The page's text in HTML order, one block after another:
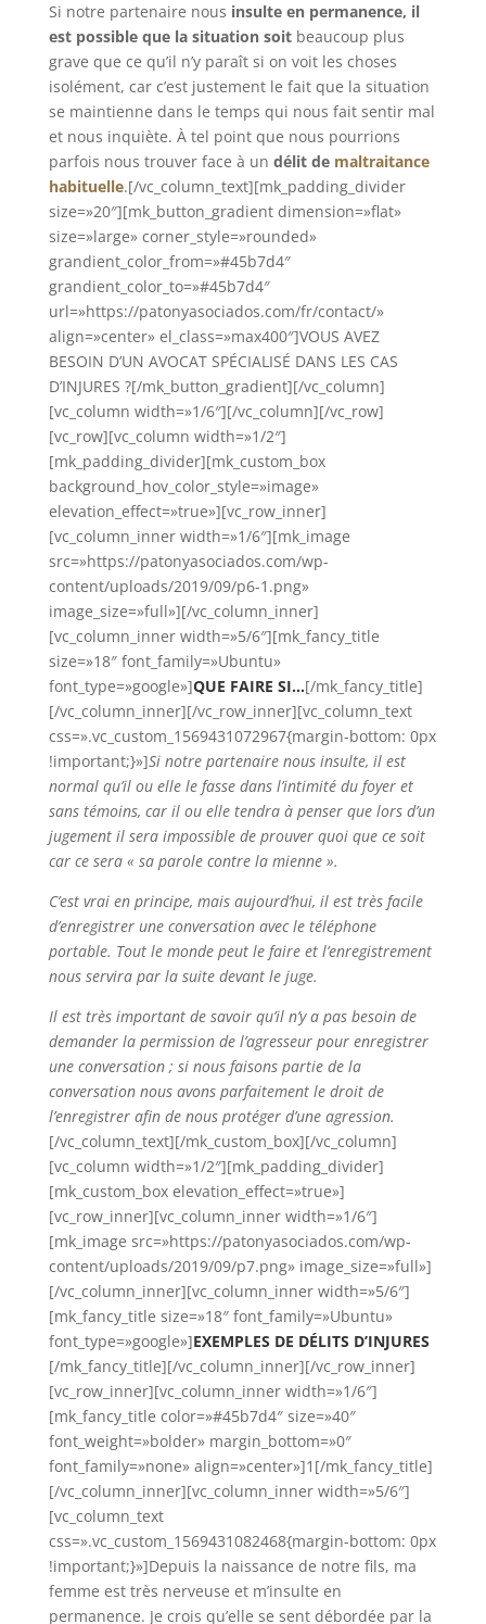
Si notre partenaire nous insulte en permanence, il
est possible que la situation soitbeaucoup plus
grave que ce qu’il n’y paraît si on voit les choses
isolément, car c’est justement le fait que la situation
se maintienne dans le temps qui nous fait sentir mal
et nous inquiète. À tel point que nous pourrions
parfois nous trouver face à un délit de maltraitance
habituelle.[/vc_column_text][mk_padding_divider
size=»20″][mk_button_gradient dimension=»flat»
size=»large» corner_style=»rounded»
grandient_color_from=»#45b7d4″
grandient_color_to=»#45b7d4″
url=»https://patonyasociados.com/fr/contact/»
align=»center» el_class=»max400″]VOUS AVEZ
BESOIN D’UN AVOCAT SPÉCIALISÉ DANS LES CAS
D’INJURES ?[/mk_button_gradient][/vc_column]
[vc_column width=»1/6″][/vc_column][/vc_row]
[vc_row][vc_column width=»1/2″]
[mk_padding_divider][mk_custom_box
background_hov_color_style=»image»
elevation_effect=»true»][vc_row_inner]
[vc_column_inner width=»1/6″][mk_image
src=»https://patonyasociados.com/wp-
content/uploads/2019/09/p6-1.png»
image_size=»full»][/vc_column_inner]
[vc_column_inner width=»5/6″][mk_fancy_title
size=»18″ font_family=»Ubuntu»
font_type=»google»]QUE FAIRE SI…[/mk_fancy_title]
[/vc_column_inner][/vc_row_inner][vc_column_text
css=».vc_custom_1569431072967{margin-bottom: 0px
!important;}»]Si notre partenaire nous insulte, il est
normal qu’il ou elle le fasse dans l’intimité du foyer et
sans témoins, car il ou elle tendra à penser que lors d’un
jugement il sera impossible de prouver quoi que ce soit
car ce sera « sa parole contre la mienne ».
C’est vrai en principe, mais aujourd’hui, il est très facile
d’enregistrer une conversation avec le téléphone
portable. Tout le monde peut le faire et l’enregistrement
nous servira par la suite devant le juge.
Il est très important de savoir qu’il n’y a pas besoin de
demander la permission de l’agresseur pour enregistrer
une conversation ; si nous faisons partie de la
conversation nous avons parfaitement le droit de
l’enregistrer afin de nous protéger d’une agression.
[/vc_column_text][/mk_custom_box][/vc_column]
[vc_column width=»1/2″][mk_padding_divider]
[mk_custom_box elevation_effect=»true»]
[vc_row_inner][vc_column_inner width=»1/6″]
[mk_image src=»https://patonyasociados.com/wp-
content/uploads/2019/09/p7.png» image_size=»full»]
[/vc_column_inner][vc_column_inner width=»5/6″]
[mk_fancy_title size=»18″ font_family=»Ubuntu»
font_type=»google»]EXEMPLES DE DÉLITS D’INJURES
[/mk_fancy_title][/vc_column_inner][/vc_row_inner]
[vc_row_inner][vc_column_inner width=»1/6″]
[mk_fancy_title color=»#45b7d4″ size=»40″
font_weight=»bolder» margin_bottom=»0″
font_family=»none» align=»center»]1[/mk_fancy_title]
[/vc_column_inner][vc_column_inner width=»5/6″]
[vc_column_text
css=».vc_custom_1569431082468{margin-bottom: 0px
!important;}»]Depuis la naissance de notre fils, ma
femme est très nerveuse et m’insulte en
permanence. Je crois qu’elle se sent débordée par la